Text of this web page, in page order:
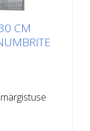
CM